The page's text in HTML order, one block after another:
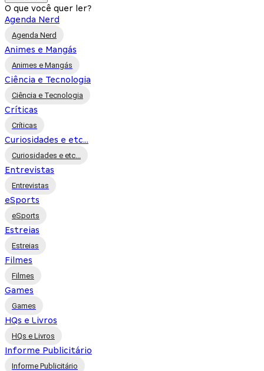
O que você quer ler?
Agenda Nerd
Agenda Nerd
Animes e Mangás
Animes e Mangás
Ciência e Tecnologia
Ciência e Tecnologia
Críticas
Críticas
Curiosidades e etc...
Curiosidades e etc...
Entrevistas
Entrevistas
eSports
eSports
Estreias
Estreias
Filmes
Filmes
Games
Games
HQs e Livros
HQs e Livros
Informe Publicitário
Informe Publicitário